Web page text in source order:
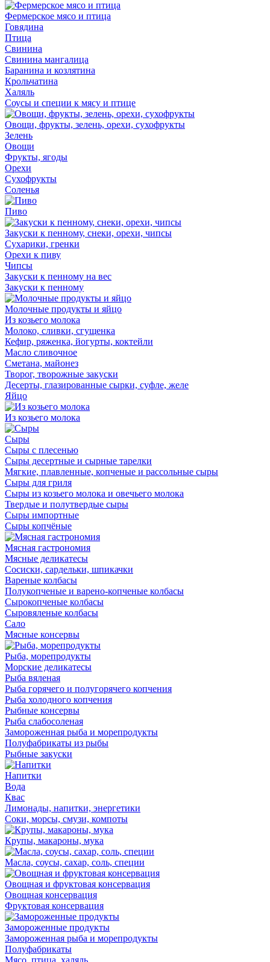
Фермерское мясо и птица
Говядина
Птица
Свинина
Свинина мангалица
Баранина и козлятина
Крольчатина
Халяль
Соусы и специи к мясу и птице
Овощи, фрукты, зелень, орехи, сухофрукты
Зелень
Овощи
Фрукты, ягоды
Орехи
Сухофрукты
Соленья
Пиво
Закуски к пенному, снеки, орехи, чипсы
Сухарики, гренки
Орехи к пиву
Чипсы
Закуски к пенному на вес
Закуски к пенному
Молочные продукты и яйцо
Из козьего молока
Молоко, сливки, сгущенка
Кефир, ряженка, йогурты, коктейли
Масло сливочное
Сметана, майонез
Творог, творожные закуски
Десерты, глазированные сырки, суфле, желе
Яйцо
Из козьего молока
Сыры
Сыры с плесенью
Сыры десертные и сырные тарелки
Мягкие, плавленные, копченые и рассольные сыры
Сыры для гриля
Сыры из козьего молока и овечьего молока
Твердые и полутвердые сыры
Сыры импортные
Сыры копчёные
Мясная гастрономия
Мясные деликатесы
Сосиски, сардельки, шпикачки
Вареные колбасы
Полукопченые и варено-копченые колбасы
Сырокопченые колбасы
Сыровяленые колбасы
Сало
Мясные консервы
Рыба, морепродукты
Морские деликатесы
Рыба вяленая
Рыба горячего и полугорячего копчения
Рыба холодного копчения
Рыбные консервы
Рыба слабосоленая
Замороженная рыба и морепродукты
Полуфабрикаты из рыбы
Рыбные закуски
Напитки
Вода
Квас
Лимонады, напитки, энергетики
Соки, морсы, смузи, компоты
Крупы, макароны, мука
Масла, соусы, сахар, соль, специи
Овощная и фруктовая консервация
Овощная консервация
Фруктовая консервация
Замороженные продукты
Замороженная рыба и морепродукты
Полуфабрикаты
Мясо, птица, халяль